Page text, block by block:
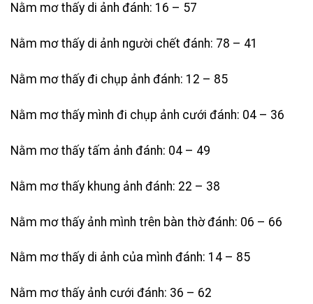
Nằm mơ thấy di ảnh đánh: 16 – 57
Nằm mơ thấy di ảnh người chết đánh: 78 – 41
Nằm mơ thấy đi chụp ảnh đánh: 12 – 85
Nằm mơ thấy mình đi chụp ảnh cưới đánh: 04 – 36
Nằm mơ thấy tấm ảnh đánh: 04 – 49
Nằm mơ thấy khung ảnh đánh: 22 – 38
Nằm mơ thấy ảnh mình trên bàn thờ đánh: 06 – 66
Nằm mơ thấy di ảnh của mình đánh: 14 – 85
Nằm mơ thấy ảnh cưới đánh: 36 – 62